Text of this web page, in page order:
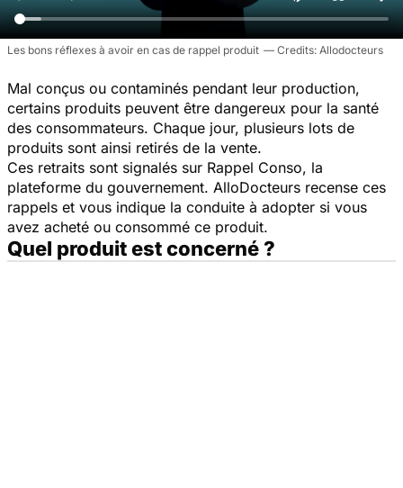
Les bons réflexes à avoir en cas de rappel produit Allodocteurs
Mal conçus ou contaminés pendant leur production,
certains produits peuvent être dangereux pour la santé
des consommateurs. Chaque jour, plusieurs lots de
produits sont ainsi retirés de la vente.
Ces retraits sont signalés sur Rappel Conso, la
plateforme du gouvernement. AlloDocteurs recense ces
rappels et vous indique la conduite à adopter si vous
avez acheté ou consommé ce produit.
Quel produit est concerné ?